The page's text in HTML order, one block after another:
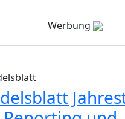
Werbung